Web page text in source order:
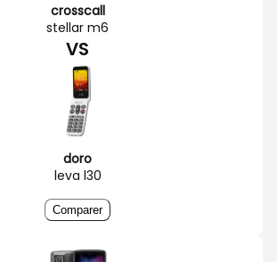
crosscall
stellar m6
VS
doro
leva l30
Comparer